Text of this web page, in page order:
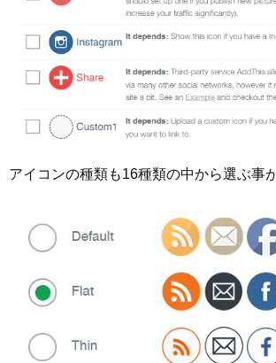
アイコンの種類も16種類の中から選ぶ事